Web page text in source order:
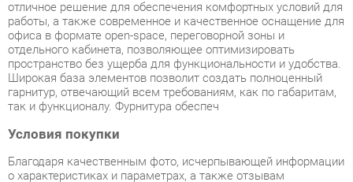
Широкая база элементов позволит создать полноценный
гарнитур, отвечающий всем требованиям, как по габаритам,
так и функционалу. Фурнитура обеспеч
Условия покупки
Благодаря качественным фото, исчерпывающей информации
о характеристиках и параметрах, а также отзывам
покупателей маркетплэйса «Прихожие-Екатеринбург» купить
Светлый дуб» категории Готовые комплекты производства
гарантией от производителя не составит труда.